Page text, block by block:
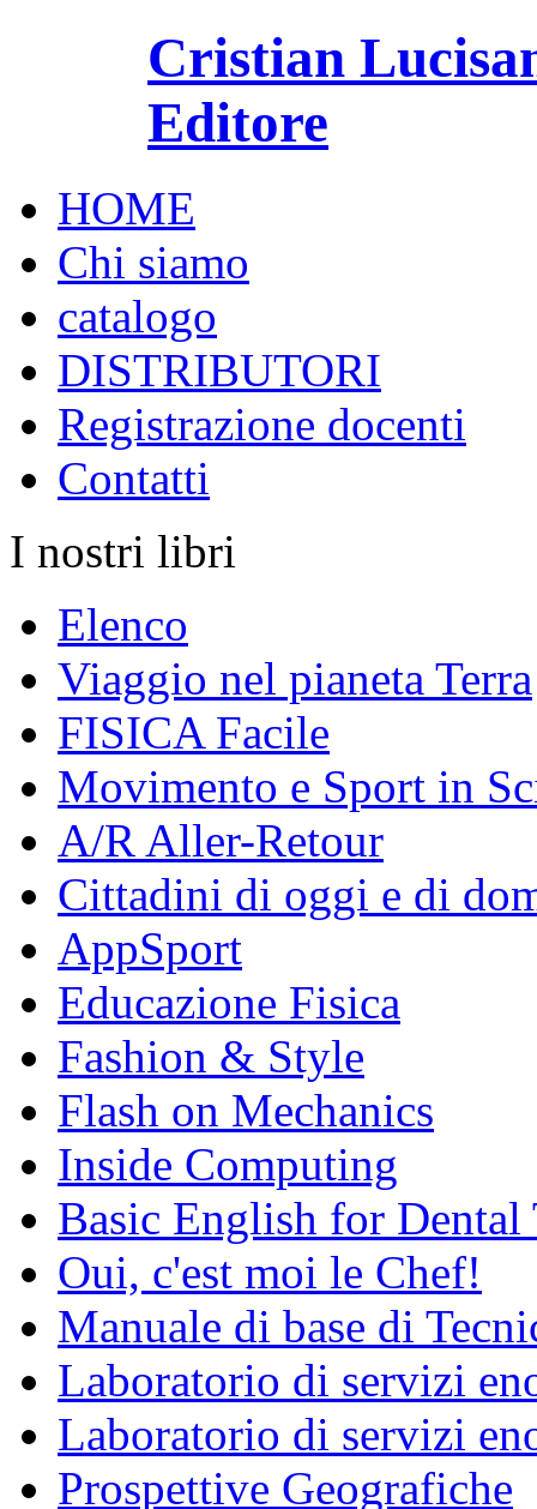
Cristian
Editore
HOME
Chi siamo
catalogo
DISTRIBUTORI
Registrazione docenti
Contatti
I nostri libri
Elenco
Viaggio nel pianeta Terra
FISICA Facile
Movimento e Sport in
A/R Aller-Retour
Cittadini di oggi e di
AppSport
Educazione Fisica
Fashion & Style
Flash on Mechanics
Inside Computing
Basic English for Dental
Oui, c'est moi le Chef!
Manuale di base di
Laboratorio di servizi
Laboratorio di servizi
Prospettive Geografiche